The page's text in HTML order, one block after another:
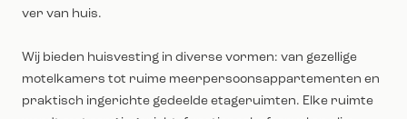
ver van huis.
Wij bieden huisvesting in diverse vormen: van gezellige
motelkamers tot ruime meerpersoonsappartementen en
praktisch ingerichte gedeelde etageruimten. Elke ruimte